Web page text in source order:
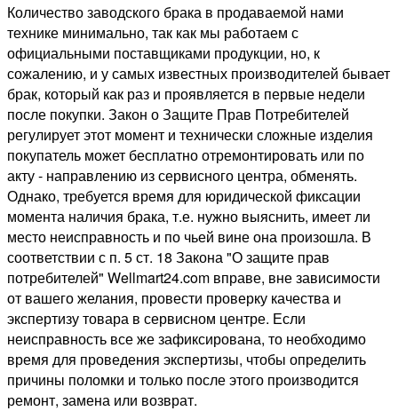
Количество заводского брака в продаваемой нами
технике минимально, так как мы работаем с
официальными поставщиками продукции, но, к
сожалению, и у самых известных производителей бывает
брак, который как раз и проявляется в первые недели
после покупки. Закон о Защите Прав Потребителей
регулирует этот момент и технически сложные изделия
покупатель может бесплатно отремонтировать или по
акту - направлению из сервисного центра, обменять.
Однако, требуется время для юридической фиксации
момента наличия брака, т.е. нужно выяснить, имеет ли
место неисправность и по чьей вине она произошла. В
соответствии с п. 5 ст. 18 Закона "О защите прав
потребителей" Wellmart24.com вправе, вне зависимости
от вашего желания, провести проверку качества и
экспертизу товара в сервисном центре. Если
неисправность все же зафиксирована, то необходимо
время для проведения экспертизы, чтобы определить
причины поломки и только после этого производится
ремонт, замена или возврат.